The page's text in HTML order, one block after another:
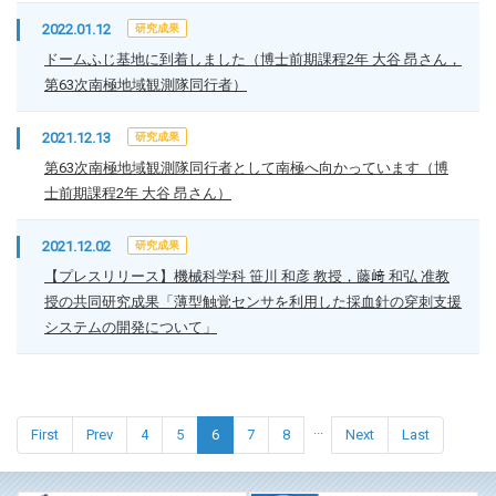
2022.01.12 研究成果
ドームふじ基地に到着しました（博士前期課程2年 大谷 昂さん，
第63次南極地域観測隊同行者）
2021.12.13 研究成果
第63次南極地域観測隊同行者として南極へ向かっています（博
士前期課程2年 大谷 昂さん）
2021.12.02 研究成果
【プレスリリース】機械科学科 笹川 和彦 教授，藤﨑 和弘 准教
授の共同研究成果「薄型触覚センサを利用した採血針の穿刺支援
システムの開発について」
First Prev 4 5 6 7 8 ... Next Last